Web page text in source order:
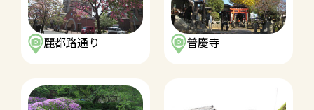
麗都路通り 普慶寺